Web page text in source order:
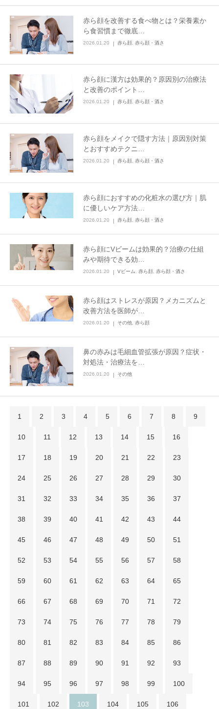
赤ら顔を改善する食べ物とは？栄養素か
ら食習慣まで徹底…
2026.01.20 赤ら顔 赤ら顔・酒さ
赤ら顔に漢方は効果的？原因別の治療法
と改善のポイント…
2026.01.20 赤ら顔, 赤ら顔・酒さ
赤ら顔をメイクで隠す方法｜原因別対策
とおすすめテクニ…
2026.01.20 赤ら顔, 赤ら顔・酒さ
赤ら顔におすすめの化粧水の選び方｜肌
に優しいケア方法…
2026.01.20 赤ら顔, 赤ら顔・酒さ
赤ら顔にVビームは効果的？治療の仕組
みや期待できる効…
2026.01.20 Vビーム, 赤ら顔, 赤ら顔・酒さ
赤ら顔はストレスが原因？メカニズムと
改善方法を医師が…
2026.01.20 その他, 赤ら顔
鼻の赤みは毛細血管拡張が原因？症状・
対処法・治療法を…
2026.01.20 その他
1 2 3 4 5 6 7 8 9
10 11 12 13 14 15 16
17 18 19 20 21 22 23
24 25 26 27 28 29 30
31 32 33 34 35 36 37
38 39 40 41 42 43 44
45 46 47 48 49 50 51
52 53 54 55 56 57 58
59 60 61 62 63 64 65
66 67 68 69 70 71 72
73 74 75 76 77 78 79
80 81 82 83 84 85 86
87 88 89 90 91 92 93
94 95 96 97 98 99 100
101 102 103 104 105 106